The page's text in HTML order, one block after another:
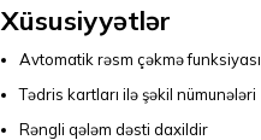
Xüsusiyyətlər
Avtomatik rəsm çəkmə funksiyası
Tədris kartları ilə şəkil nümunələri
Rəngli qələm dəsti daxildir